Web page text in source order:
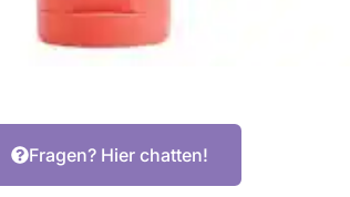
Fragen? Hier chatten!